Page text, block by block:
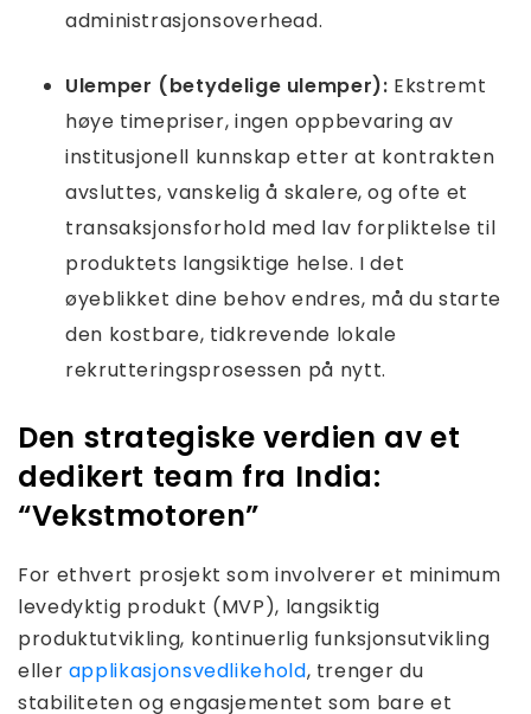
administrasjonsoverhead.
Ulemper (betydelige ulemper): Ekstremt
høye timepriser, ingen oppbevaring av
institusjonell kunnskap etter at kontrakten
avsluttes, vanskelig å skalere, og ofte et
transaksjonsforhold med lav forpliktelse til
produktets langsiktige helse. I det
øyeblikket dine behov endres, må du starte
den kostbare, tidkrevende lokale
rekrutteringsprosessen på nytt.
Den strategiske verdien av et
dedikert team fra India:
“Vekstmotoren”
For ethvert prosjekt som involverer et minimum
levedyktig produkt (MVP), langsiktig
produktutvikling, kontinuerlig funksjonsutvikling
eller applikasjonsvedlikehold, trenger du
stabiliteten og engasjementet som bare et